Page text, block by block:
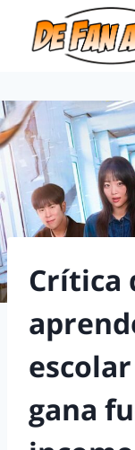
Crítica
gana